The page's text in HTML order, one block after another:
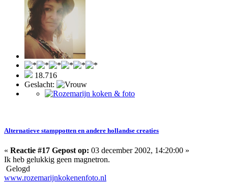
18.716
Geslacht:
Alternatieve stamppotten en andere hollandse creaties
« Reactie #17 Gepost op: 03 december 2002, 14:20:00 »
Ik heb gelukkig geen magnetron.
Gelogd
www.rozemarijnkokenenfoto.nl